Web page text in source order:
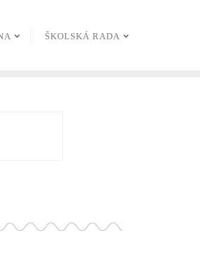
ŠKOLSKÁ RADA